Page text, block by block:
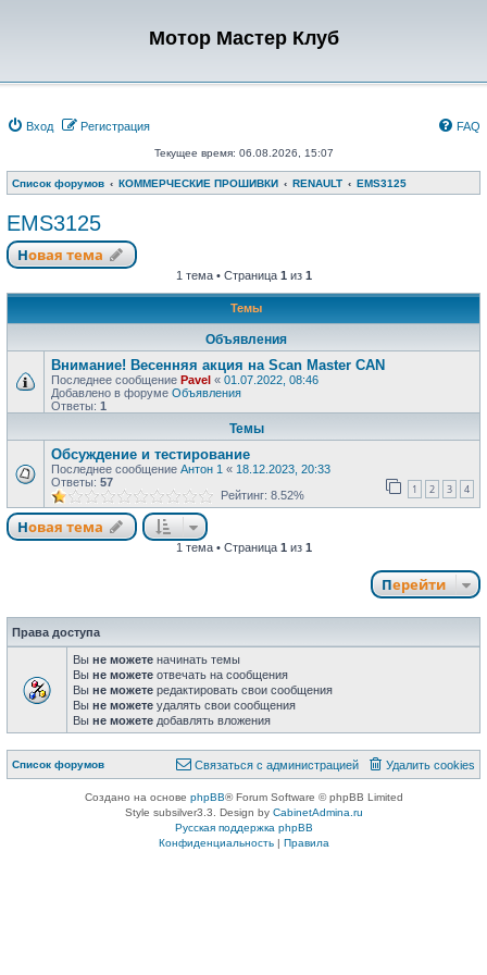
Мотор Мастер Клуб
Вход Регистрация FAQ
Текущее время: 06.08.2026, 15:07
Список форумов КОММЕРЧЕСКИЕ ПРОШИВКИ RENAULT EMS3125
EMS3125
Новая тема
1 тема • Страница 1 из 1
Темы
Объявления
Внимание! Весенняя акция на Scan Master CAN
Последнее сообщение Pavel « 01.07.2022, 08:46
Добавлено в форуме Объявления
Ответы: 1
Темы
Обсуждение и тестирование
Последнее сообщение Антон 1 « 18.12.2023, 20:33
Ответы: 57 1 2 3 4
Рейтинг: 8.52%
Новая тема
1 тема • Страница 1 из 1
Перейти
Права доступа
Вы не можете начинать темы
Вы не можете отвечать на сообщения
Вы не можете редактировать свои сообщения
Вы не можете удалять свои сообщения
Вы не можете добавлять вложения
Список форумов Удалить cookies
Связаться с администрацией
Создано на основе phpBB® Forum Software © phpBB Limited
Style subsilver3.3. Design by CabinetAdmina.ru
Русская поддержка phpBB
Конфиденциальность| Правила